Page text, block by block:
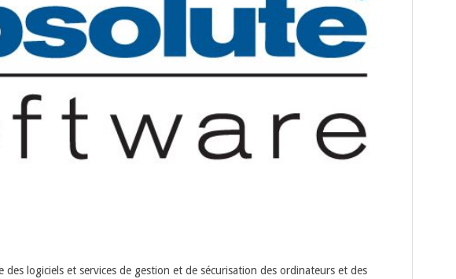
des logiciels et services de gestion et de sécurisation des ordinateurs et des